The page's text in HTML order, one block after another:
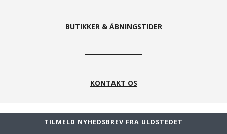
BUTIKKER & ÅBNINGSTIDER
KONTAKT OS
TILMELD NYHEDSBREV FRA ULDSTEDET